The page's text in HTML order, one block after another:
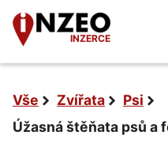
INZERCE
Vše Zvířata
Psi
Úžasná štěňata psů a